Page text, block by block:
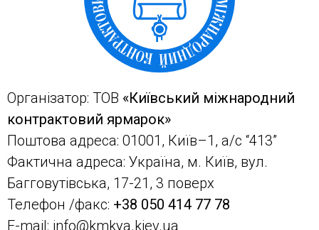
Організатор: ТОВ «Київський міжнародний
контрактовий ярмарок»
Поштова адреса: 01001, Київ–1, а/с “413”
Фактична адреса: Україна, м. Київ, вул.
Багговутівська, 17-21, 3 поверх
Телефон /факс: +38 050 414 77 78
E-mail: info@kmkya.kiev.ua